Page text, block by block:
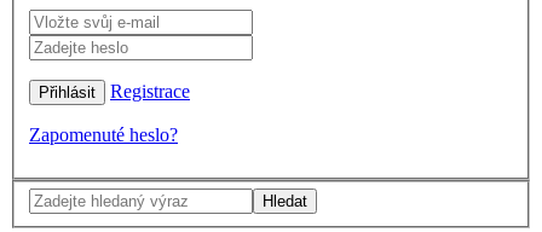
Registrace
Zapomenuté heslo?
Hledat